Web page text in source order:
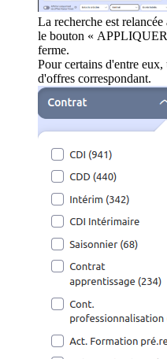
La recherche est
le bouton «
ferme.
Pour certains d'entre
d'offres correspondant.